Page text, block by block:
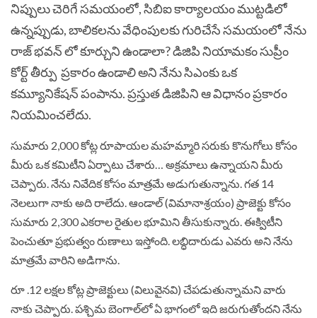
నిప్పులు చెరిగే సమయంలో, సిబిఐ కార్యాలయం ముట్టడిలో
ఉన్నప్పుడు, బాలికలను వేధింపులకు గురిచేసే సమయంలో నేను
రాజ్ భవన్ లో కూర్చుని ఉండాలా? డిజిపి నియామకం సుప్రీం
కోర్ట్ తీర్పు ప్రకారం ఉండాలి అని నేను సిఎంకు ఒక
కమ్యూనికేషన్ పంపాను. ప్రస్తుత డిజిపిని ఆ విధానం ప్రకారం
నియమించలేదు.
సుమారు 2,000 కోట్ల రూపాయల మహమ్మారి సరుకు కొనుగోలు కోసం
మీరు ఒక కమిటీని ఏర్పాటు చేశారు… అక్రమాలు ఉన్నాయని మీరు
చెప్పారు. నేను నివేదిక కోసం మాత్రమే అడుగుతున్నాను. గత 14
నెలలుగా నాకు అది రాలేదు. ఆండాల్ (విమానాశ్రయం) ప్రాజెక్టు కోసం
సుమారు 2,300 ఎకరాల రైతుల భూమిని తీసుకున్నారు. ఈక్విటీని
పెంచుతూ ప్రభుత్వం రుణాలు ఇస్తోంది. లబ్ధిదారుడు ఎవరు అని నేను
మాత్రమే వారిని అడిగాను.
రూ .12 లక్షల కోట్ల ప్రాజెక్టులు (విలువైనవి) చేపడుతున్నామని వారు
నాకు చెప్పారు. పశ్చిమ బెంగాల్‌లో ఏ భాగంలో ఇది జరుగుతోందని నేను